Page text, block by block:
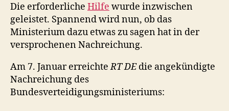
Die erforderliche Hilfe wurde inzwischen
geleistet. Spannend wird nun, ob das
Ministerium dazu etwas zu sagen hat in der
versprochenen Nachreichung.
Am 7. Januar erreichteRT DEdie angekündigte
Nachreichung des
Bundesverteidigungsministeriums: